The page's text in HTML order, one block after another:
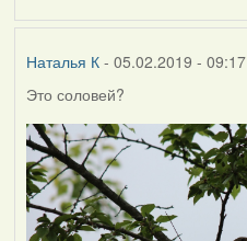
Harrier
Наталья К- 05.02.2019 - 09:17
Это соловей?